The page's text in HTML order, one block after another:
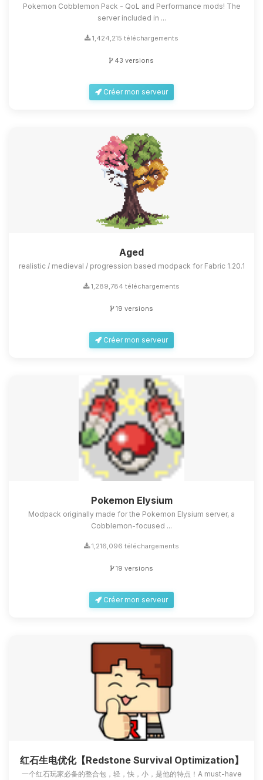
Pokemon Cobblemon Pack - QoL and Performance mods! The
server included in ...
1,424,215 téléchargements
43 versions
Créer mon serveur
Aged
realistic / medieval / progression based modpack for Fabric 1.20.1
1,289,784 téléchargements
19 versions
Créer mon serveur
Pokemon Elysium
Modpack originally made for the Pokemon Elysium server, a
Cobblemon-focused ...
1,216,096 téléchargements
19 versions
Créer mon serveur
红石生电优化【Redstone Survival Optimization】
一个红石玩家必备的整合包，轻，快，小，是他的特点！A must-have